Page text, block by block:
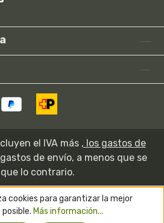
el IVA más , los gastos de
de envío, a menos que se
lo contrario.
cookies para garantizar la mejor
Más información...